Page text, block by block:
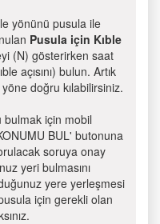
yönünü pusula ile
Pusula için Kıble
(N) gösterirken saat
açısını) bulun. Artık
yöne doğru kılabilirsiniz.
bulmak için mobil
BUL' butonuna
soruya onay
yeri bulmasını
yere yerleşmesi
için gerekli olan